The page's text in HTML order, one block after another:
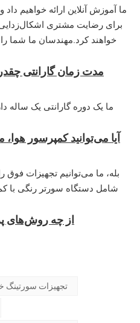
ما آموزش آنلاین ارائه خواهیم
برای رضایت مشتری اشکال‌زدایی
خواهند کرد.مهندسان ما شما را
مدت زمان گارانتی
ما یک دوره گارانتی یک ساله
بله، ما می‌توانیم تجهیزات فوق
شامل دستگاه سورتر رنگی با
از چه روش‌های
تجهیزات سورتینگ